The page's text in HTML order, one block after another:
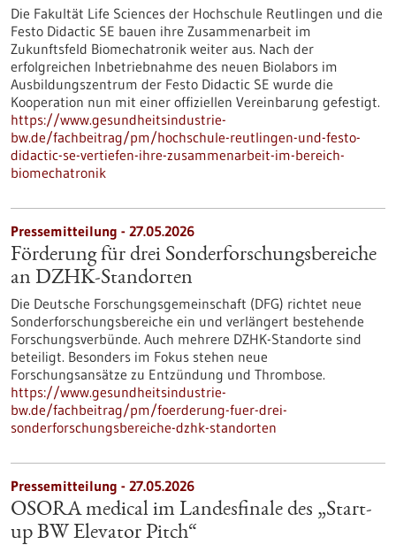
Die Fakultät Life Sciences der Hochschule Reutlingen und die
Festo Didactic SE bauen ihre Zusammenarbeit im
Zukunftsfeld Biomechatronik weiter aus. Nach der
erfolgreichen Inbetriebnahme des neuen Biolabors im
Ausbildungszentrum der Festo Didactic SE wurde die
Kooperation nun mit einer offiziellen Vereinbarung gefestigt.
https://www.gesundheitsindustrie-
bw.de/fachbeitrag/pm/hochschule-reutlingen-und-festo-
didactic-se-vertiefen-ihre-zusammenarbeit-im-bereich-
biomechatronik
Pressemitteilung - 27.05.2026
Förderung für drei Sonderforschungsbereiche
an DZHK-Standorten
Die Deutsche Forschungsgemeinschaft (DFG) richtet neue
Sonderforschungsbereiche ein und verlängert bestehende
Forschungsverbünde. Auch mehrere DZHK-Standorte sind
beteiligt. Besonders im Fokus stehen neue
Forschungsansätze zu Entzündung und Thrombose.
https://www.gesundheitsindustrie-
bw.de/fachbeitrag/pm/foerderung-fuer-drei-
sonderforschungsbereiche-dzhk-standorten
Pressemitteilung - 27.05.2026
OSORA medical im Landesfinale des „Start-
up BW Elevator Pitch“